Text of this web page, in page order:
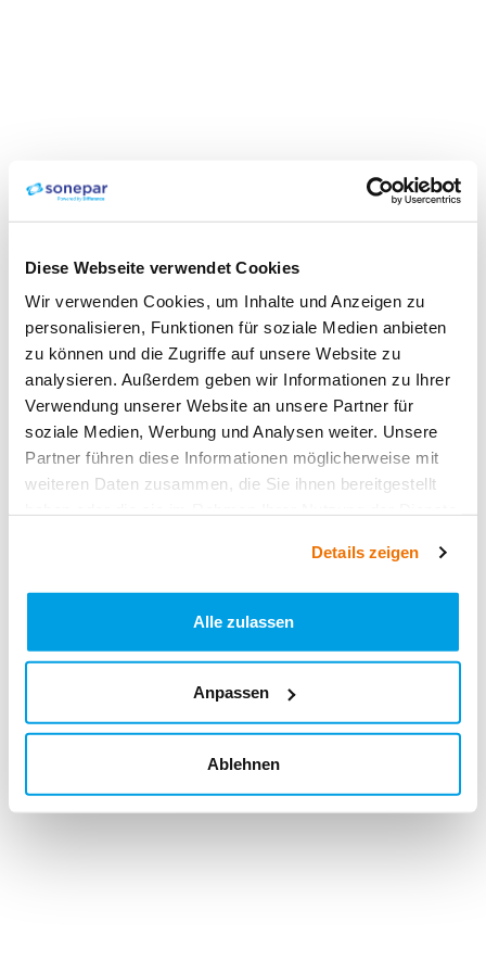
Diese Webseite verwendet Cookies
Wir verwenden Cookies, um Inhalte und Anzeigen zu
personalisieren, Funktionen für soziale Medien anbieten
zu können und die Zugriffe auf unsere Website zu
analysieren. Außerdem geben wir Informationen zu Ihrer
Verwendung unserer Website an unsere Partner für
soziale Medien, Werbung und Analysen weiter. Unsere
Partner führen diese Informationen möglicherweise mit
weiteren Daten zusammen, die Sie ihnen bereitgestellt
Details zeigen
Alle zulassen
Anpassen
Ablehnen